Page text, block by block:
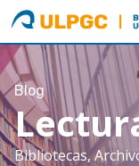
ULPGC
Blog
Bibliotecas,